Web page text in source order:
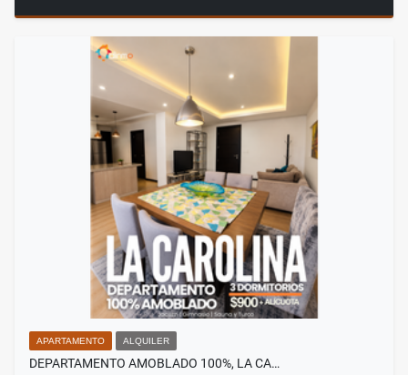
APARTAMENTO ALQUILER
DEPARTAMENTO AMOBLADO 100%, LA CA…